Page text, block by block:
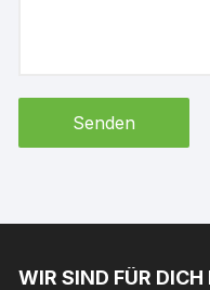
WIR SIND FÜR DICH